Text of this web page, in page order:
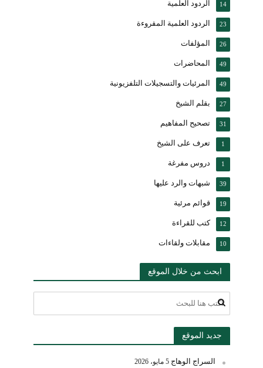
الردود العلمية 14
الردود العلمية المقروءة 23
المؤلفات 26
المحاضرات 49
المرئيات والتسجيلات التلفزيونية 49
بقلم الشيخ 27
تصحيح المفاهيم 31
تعرف على الشيخ 1
دروس مفرغة 1
شبهات والرد عليها 39
قوائم مرئية 19
كتب للقراءة 12
مقابلات ولقاءات 10
ابحث من خلال الموقع
جديد الموقع
السراج الوهاج 5 مايو، 2026